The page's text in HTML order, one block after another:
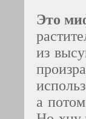
Это
из
а